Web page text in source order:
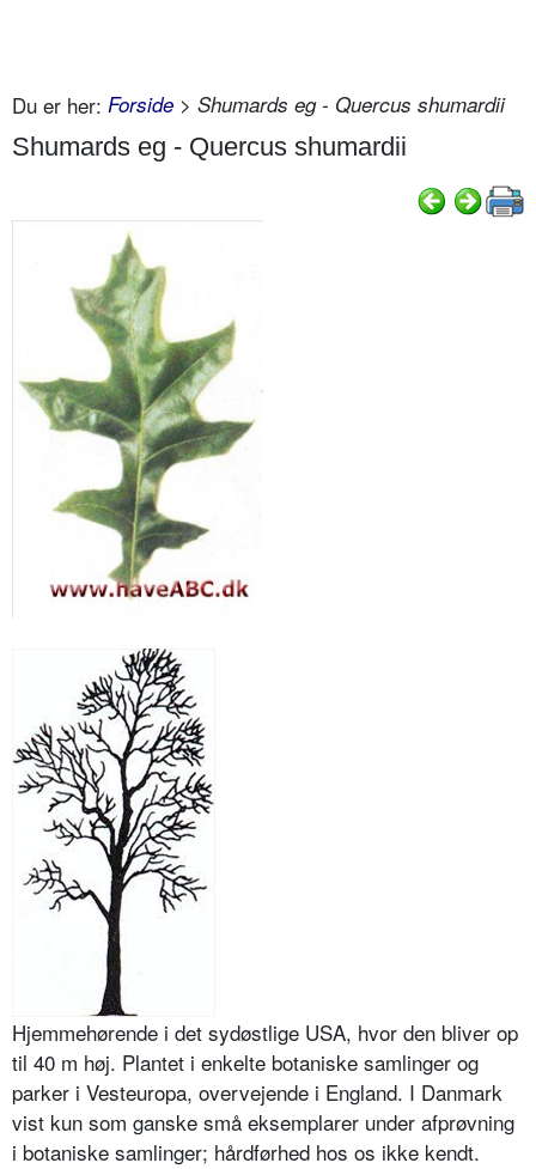
Du er her: Forside > Shumards eg - Quercus shumardii
Shumards eg - Quercus shumardii
Hjemmehørende i det sydøstlige USA, hvor den bliver op
til 40 m høj. Plantet i enkelte botaniske samlinger og
parker i Vesteuropa, overvejende i England. I Danmark
vist kun som ganske små eksemplarer under afprøvning
i botaniske samlinger; hårdførhed hos os ikke kendt.